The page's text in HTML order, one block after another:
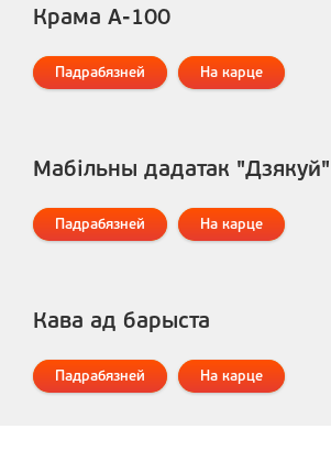
Крама А-100
Падрабязней На карце
Мабільны дадатак "Дзякуй"
Падрабязней На карце
Кава ад барыста
Падрабязней На карце